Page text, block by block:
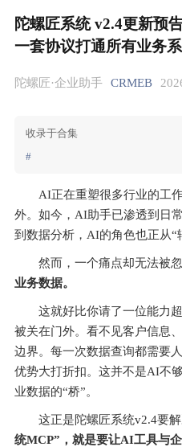
陀螺匠系统 v2.4更新预
一套协议打通所有业务
陀螺匠·企业助手 CRMEB
收录于合集
#
AI正在重塑很多行业的工
外。如今，AI助手已渗透到日
到数据分析，AI的角色也正从“
然而，一个痛点却无法被忽
业务数据。
这就好比你请了一位能力
被关在门外。看不见客户信息
边界。每一次数据查询都需要
优势大打折扣。这并不是AI不
业数据的“桥”。
这正是陀螺匠系统v2.4要
统MCP”，就是要让AI工具与